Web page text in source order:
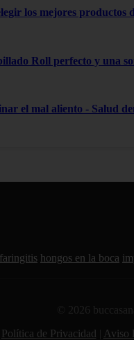
los mejores
Roll perfecto y una
el mal aliento - Salud
faringitis hongos en la boca
© 2026
Política de Privacidad Aviso